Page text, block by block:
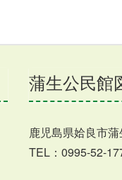
蒲生公民館
鹿児島県姶良市
TEL：0995-52-